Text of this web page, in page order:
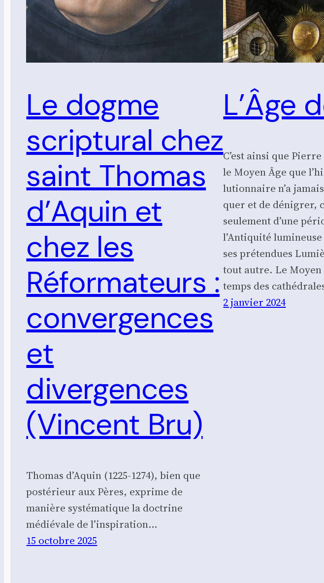
Le dogme
scriptural chez
saint Thomas
d’Aquin et
chez les
Réformateurs :
convergences
et
divergences
(Vincent Bru)
Thomas d’Aquin (1225-1274), bien que
postérieur aux Pères, exprime de
manière systématique la doctrine
médiévale de l’inspiration...
15 octobre 2025
L’Âge
C’est ain­si que
le Moyen Âge que
lu­tion­naire n’a
quer et de déni­grer,
seule­ment d’une
l’An­ti­qui­té
ses pré­ten­dues
tout autre. Le Moyen
temps des
2 janvier 2024